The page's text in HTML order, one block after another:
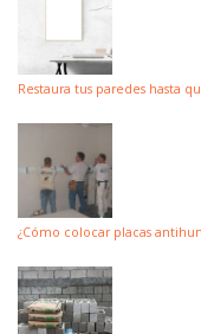
Restaura tus paredes hasta
¿Cómo colocar placas